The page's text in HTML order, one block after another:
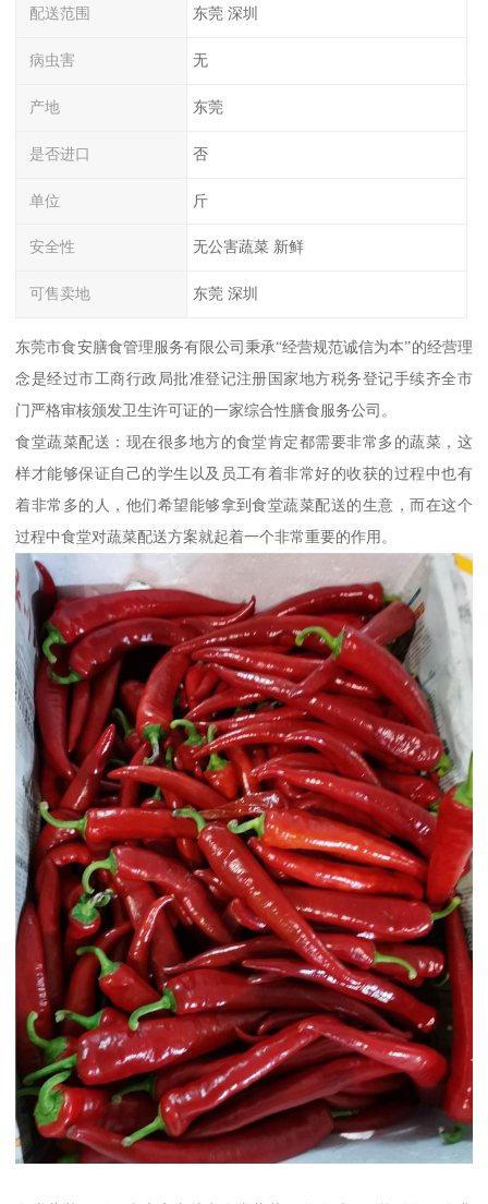
配送范围 东莞 深圳
病虫害 无
产地 东莞
是否进口 否
单位 斤
安全性 无公害蔬菜 新鲜
可售卖地 东莞 深圳
东莞市食安膳食管理服务有限公司秉承“经营规范诚信为本”的经营理
念是经过市工商行政局批准登记注册国家地方税务登记手续齐全市
门严格审核颁发卫生许可证的一家综合性膳食服务公司。
食堂蔬菜配送：现在很多地方的食堂肯定都需要非常多的蔬菜，这
样才能够保证自己的学生以及员工有着非常好的收获的过程中也有
着非常多的人，他们希望能够拿到食堂蔬菜配送的生意，而在这个
过程中食堂对蔬菜配送方案就起着一个非常重要的作用。